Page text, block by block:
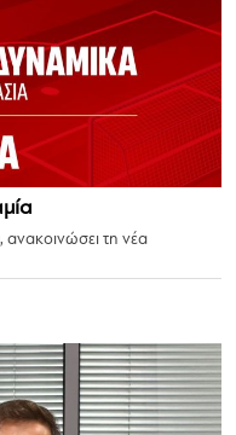
τη νέα